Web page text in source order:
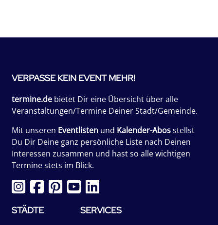
VERPASSE KEIN EVENT MEHR!
termine.de bietet Dir eine Übersicht über alle
Veranstaltungen/Termine Deiner Stadt/Gemeinde.
Mit unseren Eventlisten und Kalender-Abosstellst
Du Dir Deine ganz persönliche Liste nach Deinen
Interessen zusammen und hast so alle wichtigen
Termine stets im Blick.
STÄDTE SERVICES